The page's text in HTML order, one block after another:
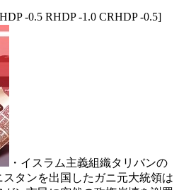
-0.5 RHDP -1.0 CRHDP -0.5]
・イスラム主義組織タリバンの
タンを出国したガニ元大統領は